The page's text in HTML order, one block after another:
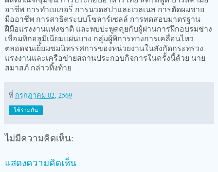
อาชีพ การทำเบเกอรี่ การนวดสปาและเวลเนส การตัดผมชาย
มืออาชีพ การสาธิตระบบโซลาร์เซลล์ การทดสอบมาตรฐาน
ฝีมือแรงงานแห่งชาติ และพบปะพูดคุยกับผู้ผ่านการฝึกอบรมช่าง
เชื่อมทิกอลูมิเนียมแผ่นบาง กลุ่มผู้พิการทางการเคลื่อนไหว
ตลอดจนเยี่ยมชมนิทรรศการของหน่วยงานในสังกัดกระทรวง
แรงงานและเครือข่ายสถานประกอบกิจการในครั้งนี้ด้วย นาย
สมาสภ์ กล่าวทิ้งท้าย
ที่ กรกฎาคม 02, 2569
ใช้ร่วมกัน
ไม่มีความคิดเห็น:
แสดงความคิดเห็น